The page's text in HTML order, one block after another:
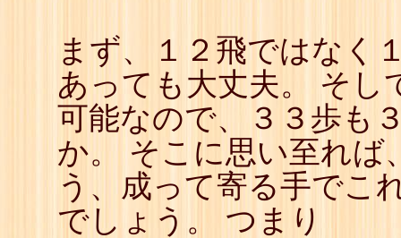
まず、１２飛ではなく
あっても大丈夫。 そし
可能なので、３３歩も
か。 そこに思い至れば
う、成って寄る手でこ
でしょう。 つまり